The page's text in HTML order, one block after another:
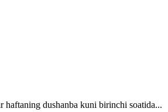
dushanba kuni birinchi soatida...